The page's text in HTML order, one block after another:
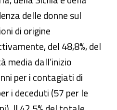
delle donne sul
di origine
del 48,8%, del
media dall’inizio
per i contagiati di
i deceduti (57 per le